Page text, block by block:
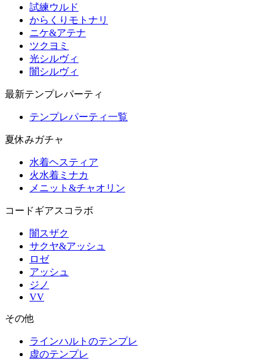
試練ウルド
からくりモトナリ
ニケ&アテナ
ツクヨミ
光シルヴィ
闇シルヴィ
最新テンプレパーティ
テンプレパーティ一覧
夏休みガチャ
水着ヘスティア
火水着ミナカ
メニット&チャオリン
コードギアスコラボ
闇スザク
サクヤ&アッシュ
ロゼ
アッシュ
ジノ
VV
その他
ラインハルトのテンプレ
虚のテンプレ